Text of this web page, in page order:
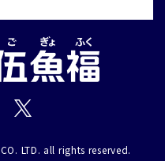
LTD. all rights reserved.